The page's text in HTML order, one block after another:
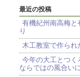
最近の投稿
有機紀州南高梅と
り
木工教室で作られ
今年の大工とつく
ならではの風合い